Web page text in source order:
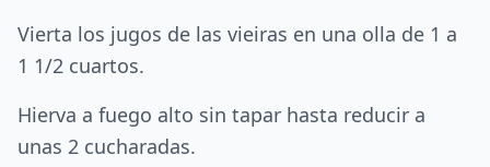
Vierta los jugos de las vieiras en una olla de 1 a
1 1/2 cuartos.
Hierva a fuego alto sin tapar hasta reducir a
unas 2 cucharadas.